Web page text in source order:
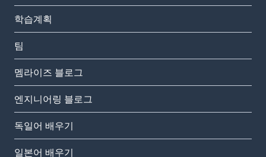
학습계획
팀
멤라이즈 블로그
엔지니어링 블로그
독일어 배우기
일본어 배우기